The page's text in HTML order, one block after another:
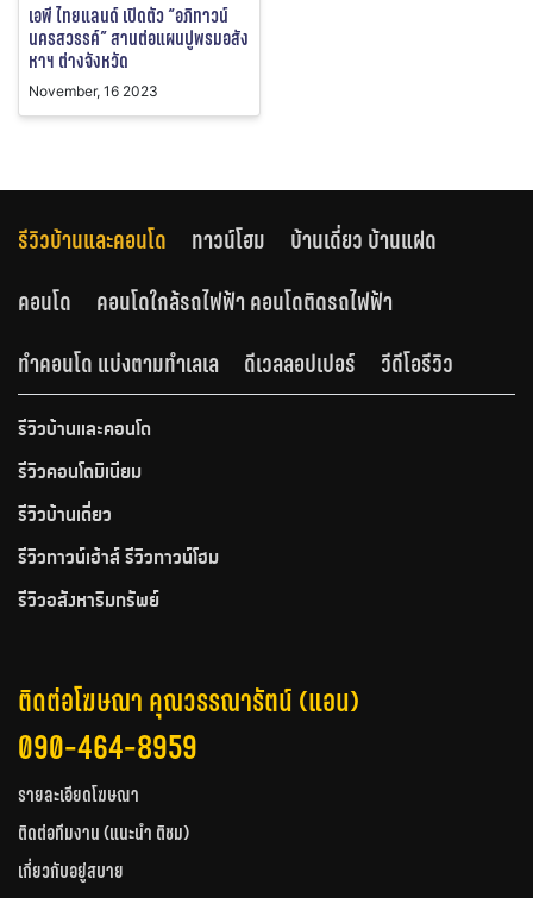
เอพี ไทยแลนด์ เปิดตัว “อภิทาวน์
นครสวรรค์” สานต่อแผนปูพรมอสัง
หาฯ ต่างจังหวัด
November, 16 2023
รีวิวบ้านและคอนโด ทาวน์โฮม
บ้านเดี่ยว บ้านแฝด
คอนโด
คอนโดใกล้รถไฟฟ้า คอนโดติดรถไฟฟ้า
ทำคอนโด แบ่งตามทำเลเล
ดีเวลลอปเปอร์ วีดีโอรีวิว
รีวิวบ้านและคอนโด
รีวิวคอนโดมิเนียม
รีวิวบ้านเดี่ยว
รีวิวทาวน์เฮ้าส์ รีวิวทาวน์โฮม
รีวิวอสังหาริมทรัพย์
ติดต่อโฆษณา คุณวรรณารัตน์ (แอน)
090-464-8959
รายละเอียดโฆษณา
ติดต่อทีมงาน (แนะนำ ติชม)
เกี่ยวกับอยู่สบาย